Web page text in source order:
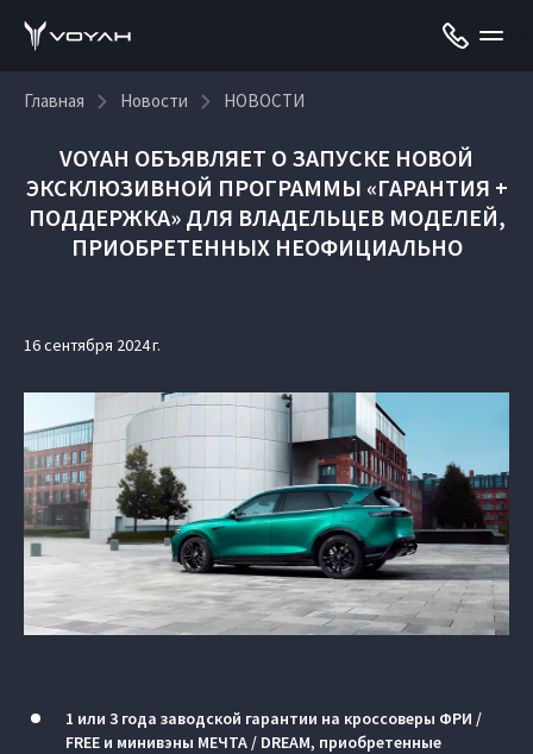
Главная Новости НОВОСТИ
VOYAH ОБЪЯВЛЯЕТ О ЗАПУСКЕ НОВОЙ
ЭКСКЛЮЗИВНОЙ ПРОГРАММЫ «ГАРАНТИЯ +
ПОДДЕРЖКА» ДЛЯ ВЛАДЕЛЬЦЕВ МОДЕЛЕЙ,
ПРИОБРЕТЕННЫХ НЕОФИЦИАЛЬНО
16 сентября 2024 г.
1 или 3 года заводской гарантии на кроссоверы ФРИ /
FREE и минивэны МЕЧТА / DREAM, приобретенные